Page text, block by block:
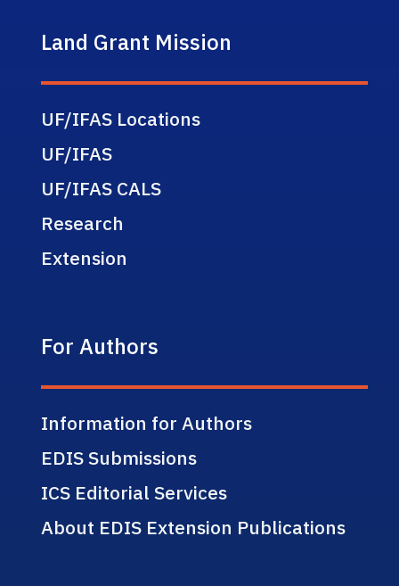
Land Grant Mission
UF/IFAS Locations
UF/IFAS
UF/IFAS CALS
Research
Extension
For Authors
Information for Authors
EDIS Submissions
ICS Editorial Services
About EDIS Extension Publications